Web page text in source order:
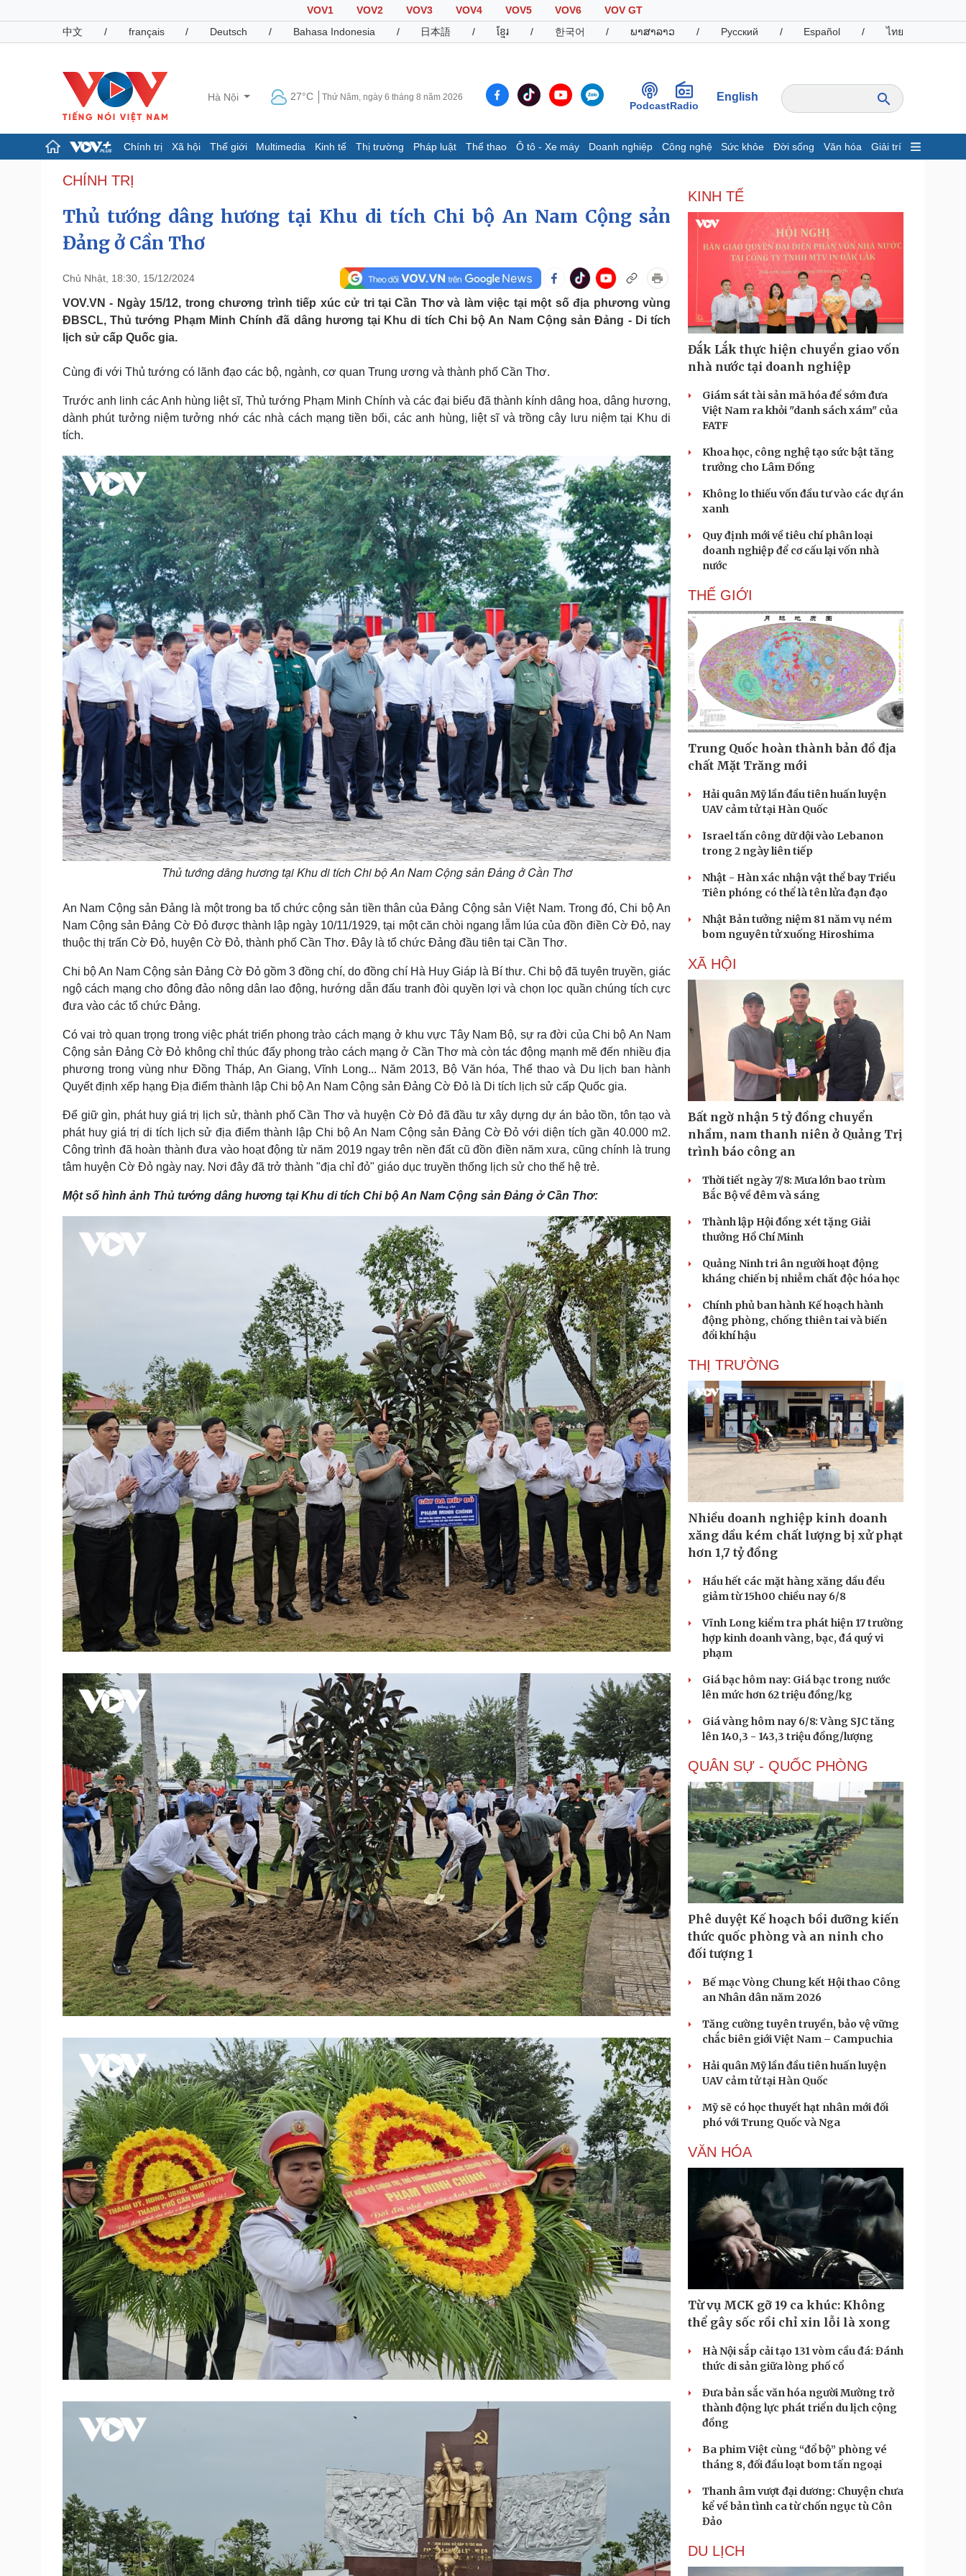
VOV1 VOV2 VOV3 VOV4 VOV5 VOV6
VOV GT
中文
/ français / Deutsch / Bahasa Indonesia / 日本語 / ខ្មែរ / 한국어 / ພາສາລາວ / Русский / Español / ไทย
Hà Nội 27°C Thứ Năm, ngày 6 tháng 8 năm 2026
PodcastRadio
English
Chính trị Xã hội Thế giới Multimedia Kinh tế Thị trường Pháp luật Thể thao Ô tô - Xe máy Doanh nghiệp Công nghệ Sức khỏe Đời sống Văn hóa Giải trí
Chính trị
Tổ chức nhân sự
Quốc hội
Nhận diện sự thật
Dự báo thời tiết
Giáo dục
Cuộc sống đó đây
Hồ sơ
Ảnh
E-Magazine
Bất động sản
Khởi nghiệp
Tiêu dùng
Tỷ giá
Chứng khoán
Giá cà phê
Pháp luật
Vụ án
Tin nóng
Tư vấn luật
Quân sự - Quốc phòng
Vũ khí
Thể thao
Bóng đá
Lịch thi đấu bóng đá
Hậu trường
Ô tô - Xe máy
Ô tô
Doanh nghiệp
Thông tin doanh nghiệp
Doanh nghiệp 24h
Doanh nhân
Vì cộng đồng
Công nghệ
Sành điệu
Tin Công nghệ
Trải nghiệm
Chuyển đổi số
Sức khỏe
Dinh dưỡng - món ngon
Cây thuốc
Nhi khoa
Nam khoa
Làm đẹp - giảm cân
Phòng mạch online
Ăn sạch sống khỏe
Đời sống
Nhà đẹp
Văn hóa
Sân khấu - Điện ảnh
Di sản
Giải trí
Nghệ sĩ
Du lịch
Tư vấn
Podcast
Cửa sổ tình yêu
Kể chuyện cho bé
Cải chính
CHÍNH TRỊ
Thủ tướng dâng hương tại Khu di tích Chi bộ An Nam Cộng sản
Đảng ở Cần Thơ
Chủ Nhật, 18:30, 15/12/2024
VOV.VN - Ngày 15/12, trong chương trình tiếp xúc cử tri tại Cần Thơ và làm việc tại một số địa phương vùng
ĐBSCL, Thủ tướng Phạm Minh Chính đã dâng hương tại Khu di tích Chi bộ An Nam Cộng sản Đảng - Di tích
lịch sử cấp Quốc gia.
Cùng đi với Thủ tướng có lãnh đạo các bộ, ngành, cơ quan Trung ương và thành phố Cần Thơ.
Trước anh linh các Anh hùng liệt sĩ, Thủ tướng Phạm Minh Chính và các đại biểu đã thành kính dâng hoa, dâng hương,
dành phút tưởng niệm tưởng nhớ các nhà cách mạng tiền bối, các anh hùng, liệt sĩ và trồng cây lưu niệm tại Khu di
tích.
Thủ tướng dâng hương tại Khu di tích Chi bộ An Nam Cộng sản Đảng ở Cần Thơ
An Nam Cộng sản Đảng là một trong ba tổ chức cộng sản tiền thân của Đảng Cộng sản Việt Nam. Trong đó, Chi bộ An
Nam Cộng sản Đảng Cờ Đỏ được thành lập ngày 10/11/1929, tại một căn chòi ngang lẫm lúa của đồn điền Cờ Đỏ, nay
thuộc thị trấn Cờ Đỏ, huyện Cờ Đỏ, thành phố Cần Thơ. Đây là tổ chức Đảng đầu tiên tại Cần Thơ.
Chi bộ An Nam Cộng sản Đảng Cờ Đỏ gồm 3 đồng chí, do đồng chí Hà Huy Giáp là Bí thư. Chi bộ đã tuyên truyền, giác
ngộ cách mạng cho đông đảo nông dân lao động, hướng dẫn đấu tranh đòi quyền lợi và chọn lọc quần chúng tích cực
đưa vào các tổ chức Đảng.
Có vai trò quan trọng trong việc phát triển phong trào cách mạng ở khu vực Tây Nam Bộ, sự ra đời của Chi bộ An Nam
Cộng sản Đảng Cờ Đỏ không chỉ thúc đẩy phong trào cách mạng ở Cần Thơ mà còn tác động mạnh mẽ đến nhiều địa
phương trong vùng như Ðồng Tháp, An Giang, Vĩnh Long... Năm 2013, Bộ Văn hóa, Thể thao và Du lịch ban hành
Quyết định xếp hạng Địa điểm thành lập Chi bộ An Nam Cộng sản Đảng Cờ Đỏ là Di tích lịch sử cấp Quốc gia.
Để giữ gìn, phát huy giá trị lịch sử, thành phố Cần Thơ và huyện Cờ Đỏ đã đầu tư xây dựng dự án bảo tồn, tôn tạo và
phát huy giá trị di tích lịch sử địa điểm thành lập Chi bộ An Nam Cộng sản Đảng Cờ Đỏ với diện tích gần 40.000 m2.
Công trình đã hoàn thành đưa vào hoạt động từ năm 2019 ngay trên nền đất cũ đồn điền năm xưa, cũng chính là trung
tâm huyện Cờ Đỏ ngày nay. Nơi đây đã trở thành "địa chỉ đỏ" giáo dục truyền thống lịch sử cho thế hệ trẻ.
Một số hình ảnh Thủ tướng dâng hương tại Khu di tích Chi bộ An Nam Cộng sản Đảng ở Cần Thơ:
KINH TẾ
Đắk Lắk thực hiện chuyển giao vốn
nhà nước tại doanh nghiệp
Giám sát tài sản mã hóa để sớm đưa
Việt Nam ra khỏi "danh sách xám" của
FATF
Khoa học, công nghệ tạo sức bật tăng
trưởng cho Lâm Đồng
Không lo thiếu vốn đầu tư vào các dự án
xanh
Quy định mới về tiêu chí phân loại
doanh nghiệp để cơ cấu lại vốn nhà
nước
THẾ GIỚI
Trung Quốc hoàn thành bản đồ địa
chất Mặt Trăng mới
Hải quân Mỹ lần đầu tiên huấn luyện
UAV cảm tử tại Hàn Quốc
Israel tấn công dữ dội vào Lebanon
trong 2 ngày liên tiếp
Nhật - Hàn xác nhận vật thể bay Triều
Tiên phóng có thể là tên lửa đạn đạo
Nhật Bản tưởng niệm 81 năm vụ ném
bom nguyên tử xuống Hiroshima
XÃ HỘI
Bất ngờ nhận 5 tỷ đồng chuyển
nhầm, nam thanh niên ở Quảng Trị
trình báo công an
Thời tiết ngày 7/8: Mưa lớn bao trùm
Bắc Bộ về đêm và sáng
Thành lập Hội đồng xét tặng Giải
thưởng Hồ Chí Minh
Quảng Ninh tri ân người hoạt động
kháng chiến bị nhiễm chất độc hóa học
Chính phủ ban hành Kế hoạch hành
động phòng, chống thiên tai và biến
đổi khí hậu
THỊ TRƯỜNG
Nhiều doanh nghiệp kinh doanh
xăng dầu kém chất lượng bị xử phạt
hơn 1,7 tỷ đồng
Hầu hết các mặt hàng xăng dầu đều
giảm từ 15h00 chiều nay 6/8
Vĩnh Long kiểm tra phát hiện 17 trường
hợp kinh doanh vàng, bạc, đá quý vi
phạm
Giá bạc hôm nay: Giá bạc trong nước
lên mức hơn 62 triệu đồng/kg
Giá vàng hôm nay 6/8: Vàng SJC tăng
lên 140,3 - 143,3 triệu đồng/lượng
QUÂN SỰ - QUỐC PHÒNG
Phê duyệt Kế hoạch bồi dưỡng kiến
thức quốc phòng và an ninh cho
đối tượng 1
Bế mạc Vòng Chung kết Hội thao Công
an Nhân dân năm 2026
Tăng cường tuyên truyền, bảo vệ vững
chắc biên giới Việt Nam – Campuchia
Hải quân Mỹ lần đầu tiên huấn luyện
UAV cảm tử tại Hàn Quốc
Mỹ sẽ có học thuyết hạt nhân mới đối
phó với Trung Quốc và Nga
VĂN HÓA
Từ vụ MCK gỡ 19 ca khúc: Không
thể gây sốc rồi chỉ xin lỗi là xong
Hà Nội sắp cải tạo 131 vòm cầu đá: Đánh
thức di sản giữa lòng phố cổ
Đưa bản sắc văn hóa người Mường trở
thành động lực phát triển du lịch cộng
đồng
Ba phim Việt cùng “đổ bộ” phòng vé
tháng 8, đối đầu loạt bom tấn ngoại
Thanh âm vượt đại dương: Chuyện chưa
kể về bản tình ca từ chốn ngục tù Côn
Đảo
DU LỊCH